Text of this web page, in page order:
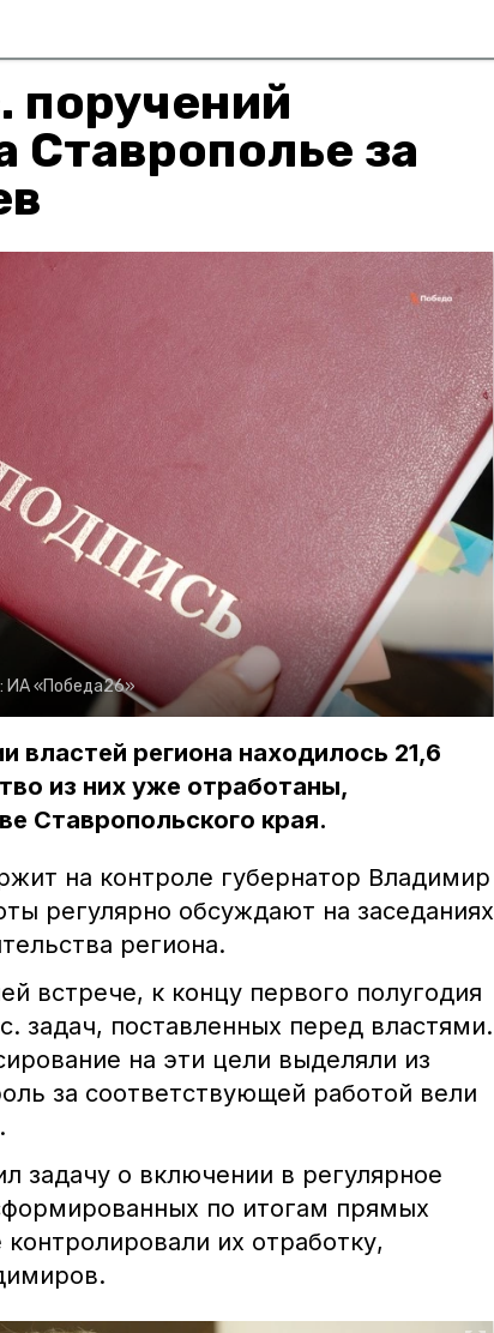
поручений
Ставрополье за
ИА «Победа26»
властей региона находилось 21,6
из них уже отработаны,
Ставропольского края.
на контроле губернатор Владимир
регулярно обсуждают на заседаниях
региона.
встрече, к концу первого полугодия
задач, поставленных перед властями.
на эти цели выделяли из
за соответствующей работой вели
задачу о включении в регулярное
по итогам прямых
их отработку,